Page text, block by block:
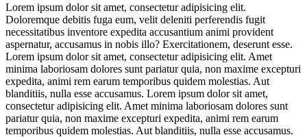
Lorem ipsum dolor sit amet, consectetur adipisicing elit.
Doloremque debitis fuga eum, velit deleniti perferendis fugit
necessitatibus inventore expedita accusantium animi provident
aspernatur, accusamus in nobis illo? Exercitationem, deserunt esse.
Lorem ipsum dolor sit amet, consectetur adipisicing elit. Amet
minima laboriosam dolores sunt pariatur quia, non maxime excepturi
expedita, animi rem earum temporibus quidem molestias. Aut
blanditiis, nulla esse accusamus. Lorem ipsum dolor sit amet,
consectetur adipisicing elit. Amet minima laboriosam dolores sunt
pariatur quia, non maxime excepturi expedita, animi rem earum
temporibus quidem molestias. Aut blanditiis, nulla esse accusamus.